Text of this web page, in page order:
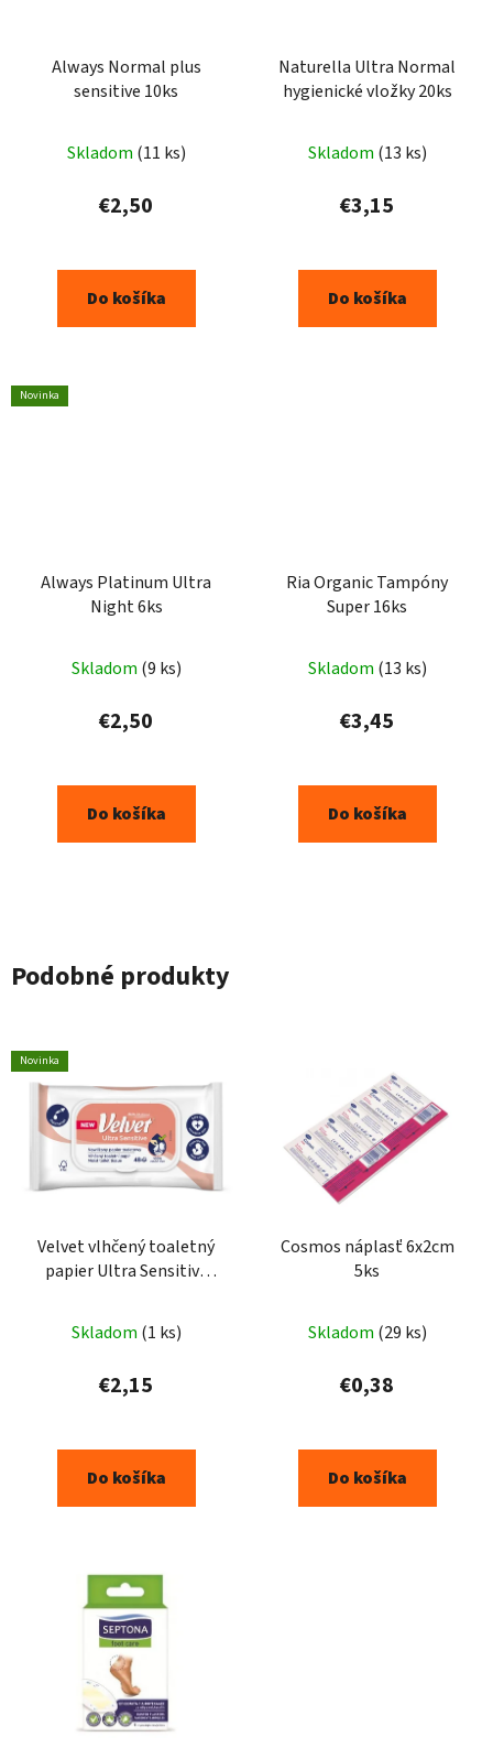
Always Normal plus
sensitive 10ks
Skladom (11 ks)
€2,50
Do košíka
Naturella Ultra Normal
hygienické vložky 20ks
Skladom (13 ks)
€3,15
Do košíka
Novinka
Always Platinum Ultra
Night 6ks
Skladom (9 ks)
€2,50
Do košíka
Ria Organic Tampóny
Super 16ks
Skladom (13 ks)
€3,45
Do košíka
Podobné produkty
Novinka
Velvet vlhčený toaletný
papier Ultra Sensitive
Skladom (1 ks)
€2,15
Do košíka
Cosmos náplasť 6x2cm
5ks
Skladom (29 ks)
€0,38
Do košíka